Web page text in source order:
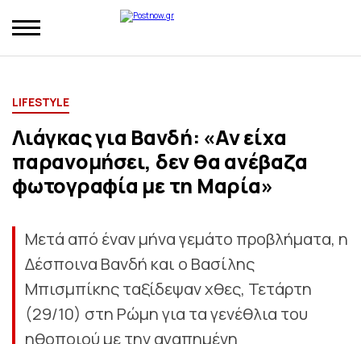
LIFESTYLE
Λιάγκας για Βανδή: «Αν είχα
παρανομήσει, δεν θα ανέβαζα
φωτογραφία με τη Μαρία»
Μετά από έναν μήνα γεμάτο προβλήματα, η
Δέσποινα Βανδή και ο Βασίλης
Μπισμπίκης ταξίδεψαν χθες, Τετάρτη
(29/10) στη Ρώμη για τα γενέθλια του
ηθοποιού με την αγαπημένη